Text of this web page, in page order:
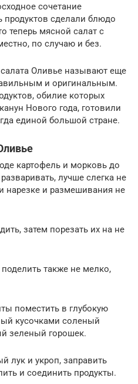
сочетание
продуктов сделали блюдо
теперь мясной салат с
по случаю и без.
Оливье называют еще
и оригинальным.
обилие которых
Нового года, готовили
единой большой стране.
картофель и морковь до
лучше слегка не
нарезке и размешивания не
затем порезать их на не
также не мелко,
поместить в глубокую
кусочками соленый
зеленый горошек.
лук и укроп, заправить
и соединить продукты.